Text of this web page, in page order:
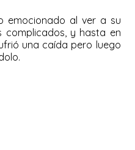
emocionado al ver a su
complicados, y hasta en
una caída pero luego